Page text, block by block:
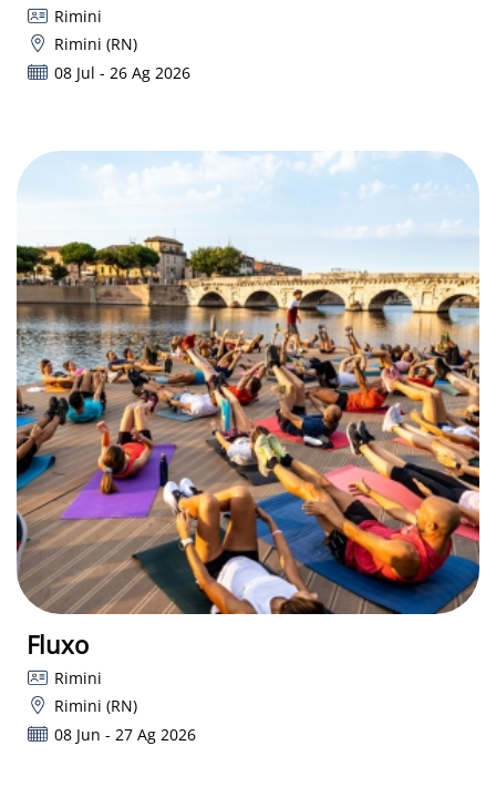
Rimini
Rimini (RN)
08 Jul - 26 Ag 2026
Fluxo
Rimini
Rimini (RN)
08 Jun - 27 Ag 2026